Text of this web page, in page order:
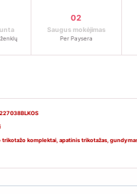
02
Saugus mokėjimas
Per Paysera
trikotažo komplektai apatinis trikotažas